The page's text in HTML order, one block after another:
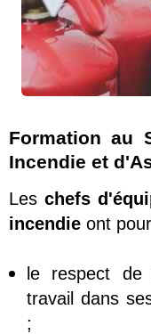
Formation au
Incendie et
Leschefs
incendie ont
le respect
travail dans
;